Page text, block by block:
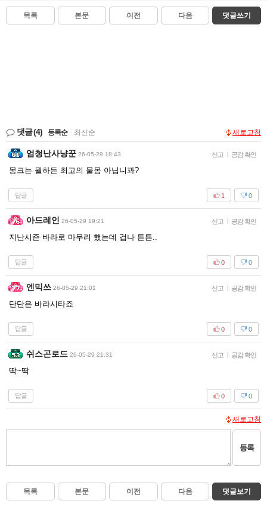
목록 본문 이전 다음 댓글쓰기
댓글(4) 등록순 최신순 새로고침
엄청난사냥꾼 26-05-29 18:43 신고 | 공감 확인
몽크는 뭘하든 최고의 물몸 아닙니꽈?
답글 0
1
아드레인 26-05-29 19:21 신고 | 공감 확인
지난시즌 바라로 마무리 했는데 겁나 튼튼..
답글 0
0
엔믹쓰 26-05-29 21:01 신고 | 공감 확인
단단은 바라시타죠
답글 0
0
쉬스곤로드 26-05-29 21:31 신고 | 공감 확인
딱~딱
답글 0
0
새로고침
등록
목록 본문 이전 다음 댓글보기